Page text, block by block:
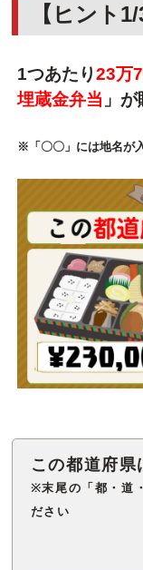
【ヒント1/
1つあたり23万
埋蔵金弁当 」
※「〇〇」には地名が
※末尾の「都・道
ださい